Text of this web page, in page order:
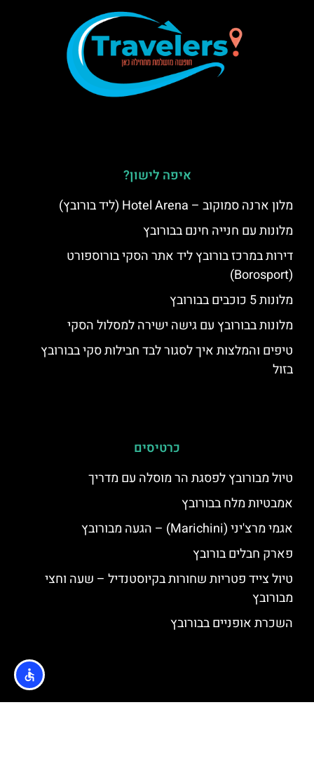
איפה לישון?
מלון ארנה סמוקוב – Hotel Arena (ליד בורובץ)
מלונות עם חנייה חינם בבורובץ
דירות במרכז בורובץ ליד אתר הסקי בורוספורט
(Borosport)
מלונות 5 כוכבים בבורובץ
מלונות בבורובץ עם גישה ישירה למסלול הסקי
טיפים והמלצות איך לסגור לבד חבילות סקי בבורובץ
בזול
כרטיסים
טיול מבורובץ לפסגת הר מוסלה עם מדריך
אמבטיות מלח בבורובץ
אגמי מרצ'יני (Marichini) – הגעה מבורובץ
פארק חבלים בורובץ
טיול צייד פטריות שחורות בקיוסטנדיל – שעה וחצי
מבורובץ
השכרת אופניים בבורובץ